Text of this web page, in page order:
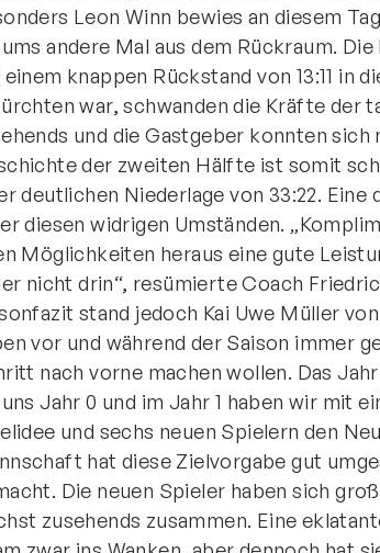
Leon Winn bewies an diesem
andere Mal aus dem Rückraum.
knappen Rückstand von 13:11 in
war, schwanden die Kräfte der
und die Gastgeber konnten sich
der zweiten Hälfte ist somit
deutlichen Niederlage von 33:22.
diesen widrigen Umständen.
Möglichkeiten heraus eine gute
nicht drin“, resümierte Coach
stand jedoch Kai Uwe Müller
vor und während der Saison immer
nach vorne machen wollen. Das
Jahr 0 und im Jahr 1 haben wir mit
und sechs neuen Spielern den
hat diese Zielvorgabe gut
Die neuen Spieler haben sich
zusehends zusammen. Eine